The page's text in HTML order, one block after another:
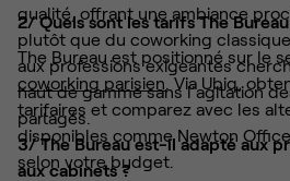
qualité, offrant une ambiance
plutôt que du coworking
aux professions exigeantes
haut de gamme sans l'agitation
partagés.
2/ Quels sont les tarifs The Bureau
The Bureau est positionné sur le
coworking parisien . Via Ubiq,
tarifaires et comparez avec les
disponibles comme Newton
selon votre budget.
3/ The Bureau est-il adapté aux
aux cabinets ?